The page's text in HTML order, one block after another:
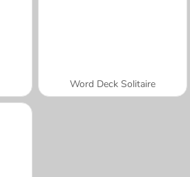
Word Deck Solitaire